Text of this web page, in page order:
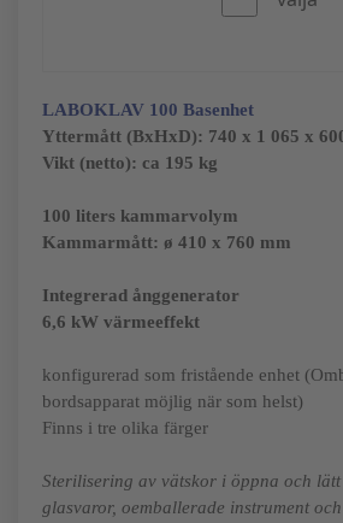
LABOKLAV 100 Basenhet
Yttermått (BxHxD): 740 x 1 065 x
Vikt (netto): ca 195 kg
100 liters kammarvolym
Kammarmått: ø 410 x 760 mm
Integrerad ånggenerator
6,6 kW värmeeffekt
konfigurerad som fristående enhet
bordsapparat möjlig när som helst)
Finns i tre olika färger
Sterilisering av vätskor i öppna och
glasvaror, oemballerade instrument